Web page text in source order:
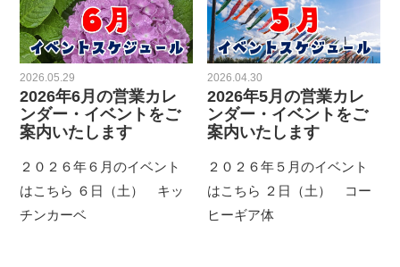
2026.05.29
2026年6月の営業カレ
ンダー・イベントをご
案内いたします
２０２６年６月のイベント
はこちら ６日（土） キッ
チンカーベ
2026.04.30
2026年5月の営業カレ
ンダー・イベントをご
案内いたします
２０２６年５月のイベント
はこちら ２日（土） コー
ヒーギア体